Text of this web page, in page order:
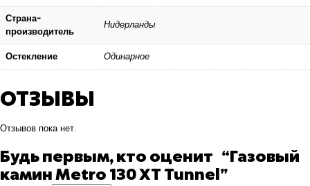
Страна-
производитель
Нидерланды
Остекление Одинарное
ОТЗЫВЫ
Отзывов пока нет.
Будь первым, кто оценит “Газовый
камин Metro 130 XT Tunnel”